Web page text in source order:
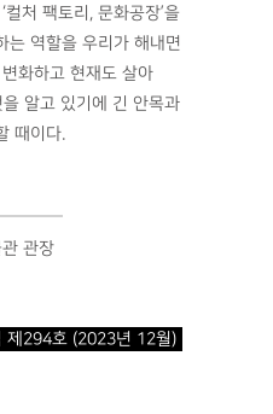
처 팩토리, 문화공장’을
는 역할을 우리가 해내면
화하고 현재도 살아
알고 있기에 긴 안목과
때이다.
관장
제294호 (2023년 12월)